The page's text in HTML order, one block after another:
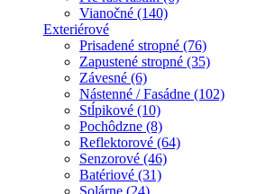
Vianočné (140)
Exteriérové
Prisadené stropné (76)
Zapustené stropné (35)
Závesné (6)
Nástenné / Fasádne (102)
Stĺpikové (10)
Pochôdzne (8)
Reflektorové (64)
Senzorové (46)
Batériové (31)
Solárne (24)